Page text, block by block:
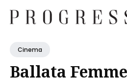
Cerca
Cinema
Ballata